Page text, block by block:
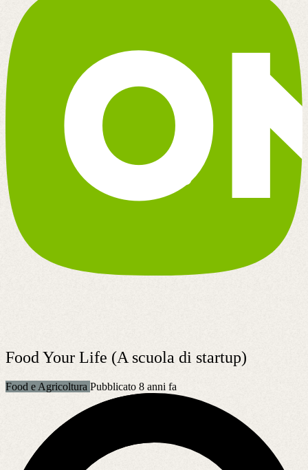
Food Your Life (A scuola di startup)
Food e Agricoltura Pubblicato 8 anni fa